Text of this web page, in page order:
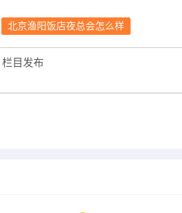
北京渔阳饭店夜总会怎么样
栏目发布